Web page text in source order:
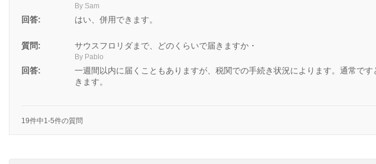
By Sam
回答: はい、併用できます。
質問: サウスフロリダまで、どのくらいで届きますか・
By Pablo
回答:
一週間以内に届くこともありますが、税関での手続き状況によります。通常で
きます。
19件中1-5件の質問